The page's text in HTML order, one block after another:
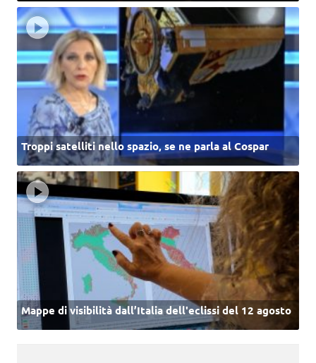
Troppi satelliti nello spazio, se ne parla al Cospar
Mappe di visibilità dall’Italia dell'eclissi del 12 agosto